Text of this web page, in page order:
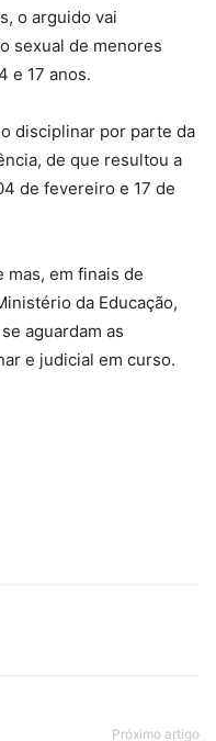
o arguido vai
sexual de menores
e 17 anos.
disciplinar por parte da
de que resultou a
de fevereiro e 17 de
mas, em finais de
da Educação,
aguardam as
e judicial em curso.
Próximo artigo